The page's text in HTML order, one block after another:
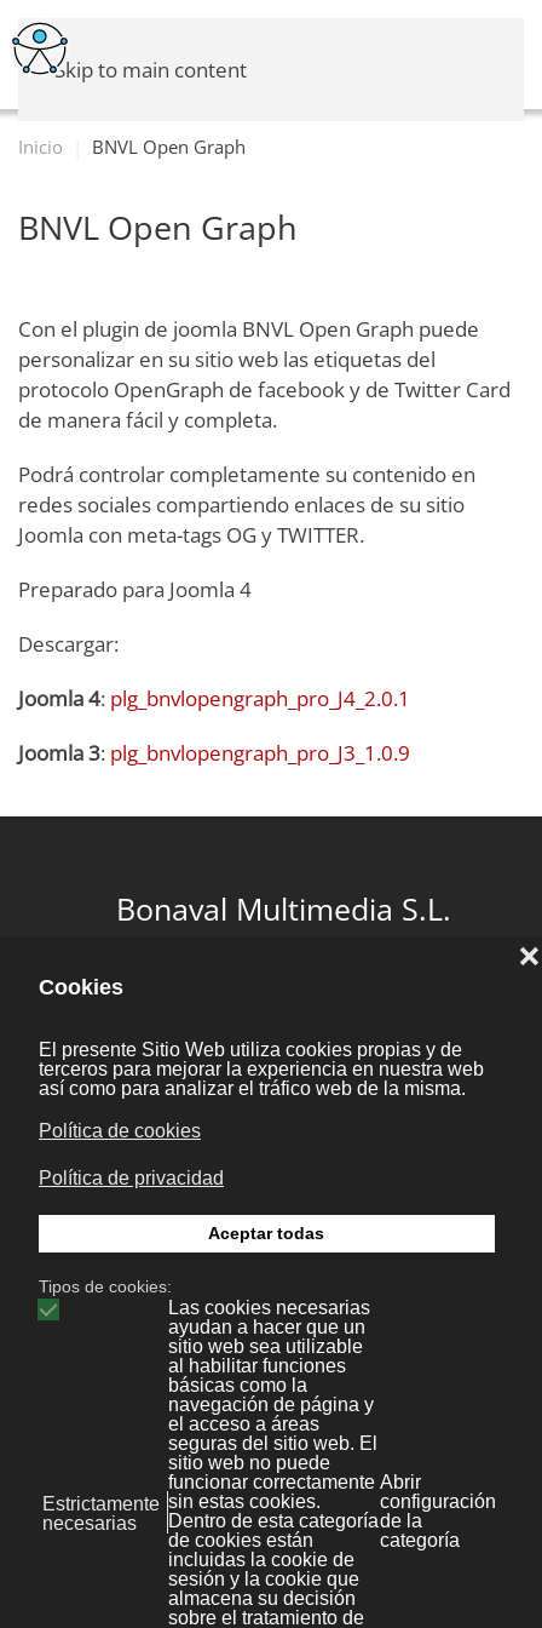
Skip to main content
Inicio BNVL Open Graph
BNVL Open Graph
Con el plugin de joomla BNVL Open Graph puede
personalizar en su sitio web las etiquetas del
protocolo OpenGraph de facebook y de Twitter Card
de manera fácil y completa.
Podrá controlar completamente su contenido en
redes sociales compartiendo enlaces de su sitio
Joomla con meta-tags OG y TWITTER.
Preparado para Joomla 4
Descargar:
Joomla 4: plg_bnvlopengraph_pro_J4_2.0.1
Joomla 3: plg_bnvlopengraph_pro_J3_1.0.9
Bonaval Multimedia S.L.
+34 986 447 532
Diseño y desarrollo:
Aviso legal
Noticias
File Store
KB
Kit Digital
Polícita de Privacidad
Política de cookies
Área privada